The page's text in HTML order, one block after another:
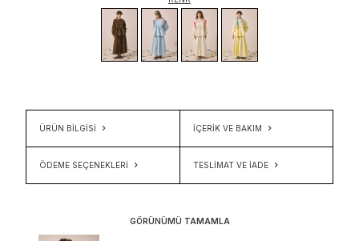
ÜRÜN BİLGİSİ İÇERIK VE BAKIM
ÖDEME SEÇENEKLERI TESLIMAT VE İADE
GÖRÜNÜMÜ TAMAMLA